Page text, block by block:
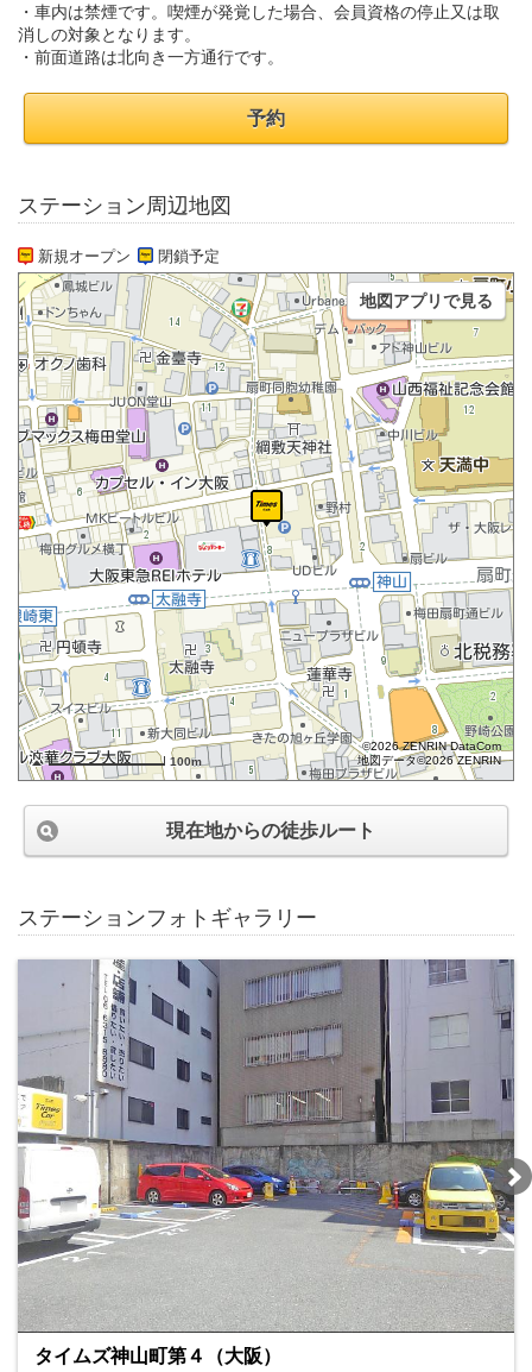
・車内は禁煙です。喫煙が発覚した場合、会員資格の停止又は取
消しの対象となります。
・前面道路は北向き一方通行です。
予約
ステーション周辺地図
新規オープン 閉鎖予定
100m
©2026 ZENRIN DataCom
地図データ©2026 ZENRIN
地図アプリで見る
現在地からの徒歩ルート
ステーションフォトギャラリー
タイムズ神山町第４（大阪）